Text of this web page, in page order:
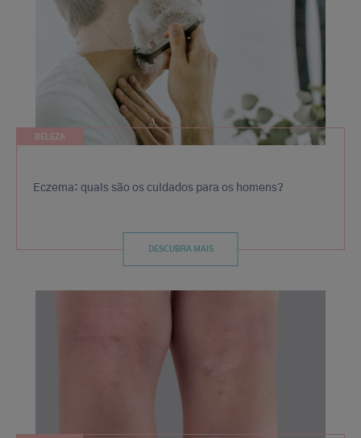
BELEZA
Eczema: quais são os cuidados para os homens?
DESCUBRA MAIS